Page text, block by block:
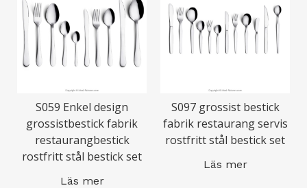
S059 Enkel design
grossistbestick fabrik
restaurangbestick
rostfritt stål bestick set
Läs mer
S097 grossist bestick
fabrik restaurang servis
rostfritt stål bestick set
Läs mer